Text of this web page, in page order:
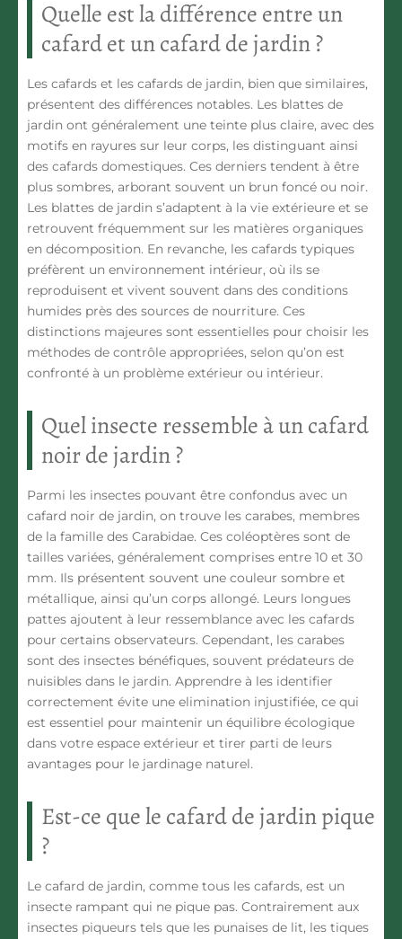
Quelle est la différence entre un
cafard et un cafard de jardin ?
Les cafards et les cafards de jardin, bien que similaires,
présentent des différences notables. Les blattes de
jardin ont généralement une teinte plus claire, avec des
motifs en rayures sur leur corps, les distinguant ainsi
des cafards domestiques. Ces derniers tendent à être
plus sombres, arborant souvent un brun foncé ou noir.
Les blattes de jardin s’adaptent à la vie extérieure et se
retrouvent fréquemment sur les matières organiques
en décomposition. En revanche, les cafards typiques
préfèrent un environnement intérieur, où ils se
reproduisent et vivent souvent dans des conditions
humides près des sources de nourriture. Ces
distinctions majeures sont essentielles pour choisir les
méthodes de contrôle appropriées, selon qu’on est
confronté à un problème extérieur ou intérieur.
Quel insecte ressemble à un cafard
noir de jardin ?
Parmi les insectes pouvant être confondus avec un
cafard noir de jardin, on trouve les carabes, membres
de la famille des Carabidae. Ces coléoptères sont de
tailles variées, généralement comprises entre 10 et 30
mm. Ils présentent souvent une couleur sombre et
métallique, ainsi qu’un corps allongé. Leurs longues
pattes ajoutent à leur ressemblance avec les cafards
pour certains observateurs. Cependant, les carabes
sont des insectes bénéfiques, souvent prédateurs de
nuisibles dans le jardin. Apprendre à les identifier
correctement évite une elimination injustifiée, ce qui
est essentiel pour maintenir un équilibre écologique
dans votre espace extérieur et tirer parti de leurs
avantages pour le jardinage naturel.
Est-ce que le cafard de jardin pique
?
Le cafard de jardin, comme tous les cafards, est un
insecte rampant qui ne pique pas. Contrairement aux
insectes piqueurs tels que les punaises de lit, les tiques